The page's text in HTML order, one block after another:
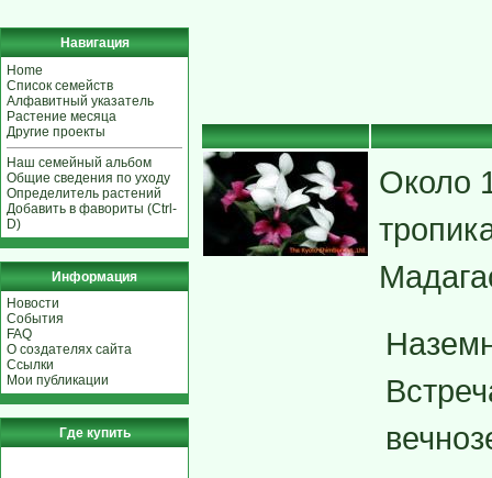
Навигация
Home
Список семейств
Алфавитный указатель
Растение месяца
Другие проекты
Наш семейный альбом
Общие сведения по уходу
Определитель растений
Добавить в фавориты (Ctrl-
D)
Информация
Новости
События
FAQ
О создателях сайта
Ссылки
Мои публикации
Где купить
Около